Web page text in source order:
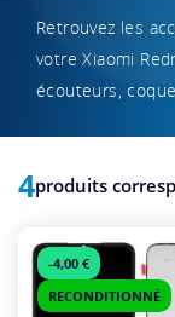
Retrouvez les
votre Xiaomi
écouteurs,
4produits
-4,00 €
RECONDITIONNÉ